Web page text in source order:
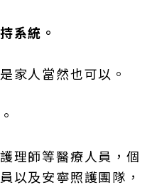
系統。
家人當然也可以。
理師等醫療人員，個
以及安寧照護團隊，